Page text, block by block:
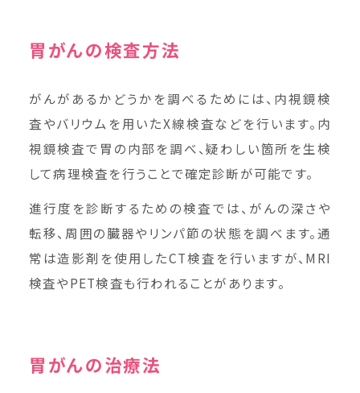
胃がんの検査方法
がんがあるかどうかを調べるためには、内視鏡検
査やバリウムを用いたX線検査などを行います。内
視鏡検査で胃の内部を調べ、疑わしい箇所を生検
して病理検査を行うことで確定診断が可能です。
進行度を診断するための検査では、がんの深さや
転移、周囲の臓器やリンパ節の状態を調べます。通
常は造影剤を使用したCT検査を行いますが、MRI
検査やPET検査も行われることがあります。
胃がんの治療法